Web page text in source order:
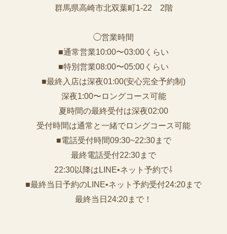
群馬県高崎市北双葉町1-22 2階
◯営業時間
■通常営業10:00〜03:00くらい
■特別営業08:00〜05:00くらい
■最終入店は深夜01:00(安心完全予約制)
深夜1:00〜ロングコース可能
夏時間の最終受付は深夜02:00
受付時間は通常と一緒でロングコース可能
■電話受付時間09:30~22:30まで
️最終電話受付22:30まで
22:30以降はLINE•ネット予約で⇩
■最終当日予約のLINE•ネット予約受付24:20まで
最終当日24:20まで！